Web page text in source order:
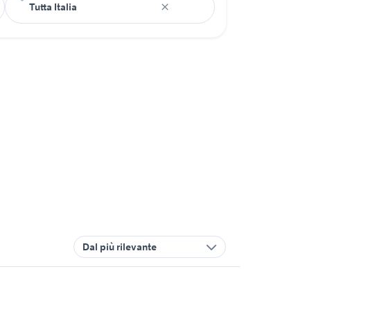
Dal più rilevante